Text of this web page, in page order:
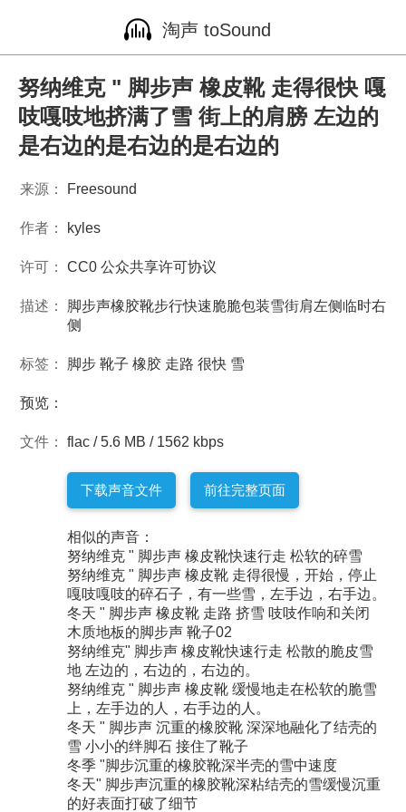
淘声 toSound
努纳维克 " 脚步声 橡皮靴 走得很快 嘎
吱嘎吱地挤满了雪 街上的肩膀 左边的
是右边的是右边的是右边的
来源： Freesound
作者： kyles
许可： CC0 公众共享许可协议
描述：
脚步声橡胶靴步行快速脆脆包装雪街肩左侧临时右
侧
标签： 脚步 靴子 橡胶 走路 很快 雪
预览：
文件： flac / 5.6 MB / 1562 kbps
下载声音文件 前往完整页面
相似的声音：
努纳维克 " 脚步声 橡皮靴快速行走 松软的碎雪
努纳维克 " 脚步声 橡皮靴 走得很慢，开始，停止
嘎吱嘎吱的碎石子，有一些雪，左手边，右手边。
冬天 " 脚步声 橡皮靴 走路 挤雪 吱吱作响和关闭
木质地板的脚步声 靴子02
努纳维克" 脚步声 橡皮靴快速行走 松散的脆皮雪
地 左边的，右边的，右边的。
努纳维克 " 脚步声 橡皮靴 缓慢地走在松软的脆雪
上，左手边的人，右手边的人。
冬天 " 脚步声 沉重的橡胶靴 深深地融化了结壳的
雪 小小的绊脚石 接住了靴子
冬季 "脚步沉重的橡胶靴深半壳的雪中速度
冬天" 脚步声沉重的橡胶靴深粘结壳的雪缓慢沉重
的好表面打破了细节